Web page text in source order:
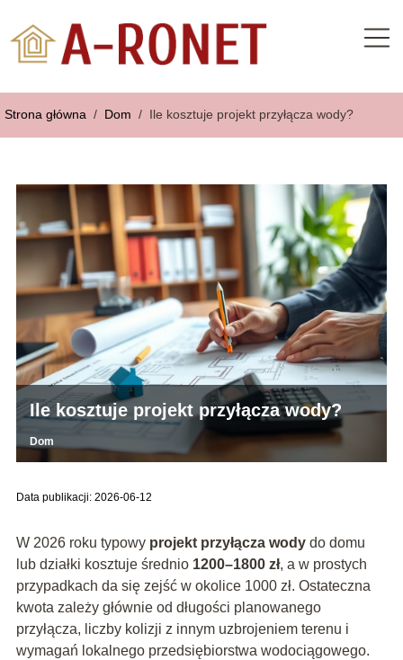
Strona główna / Dom / Ile kosztuje projekt przyłącza wody?
Ile kosztuje projekt przyłącza wody?
Dom
Data publikacji: 2026-06-12
W 2026 roku typowy projekt przyłącza wodydo domu
lub działki kosztuje średnio 1200–1800 zł, a w prostych
przypadkach da się zejść w okolice 1000 zł. Ostateczna
kwota zależy głównie od długości planowanego
przyłącza, liczby kolizji z innym uzbrojeniem terenu i
wymagań lokalnego przedsiębiorstwa wodociągowego.